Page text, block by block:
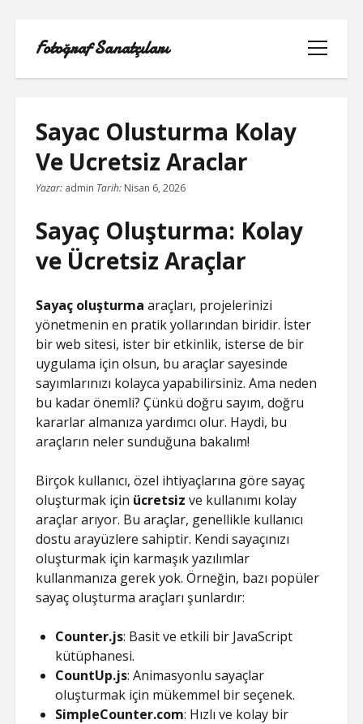
Fotoğraf Sanatçıları
menüyü
aç
LISTE
SPOTIFY TAKIPÇI HILESI EN İYI
YOUTUBE DISLIKE YÜKLEME HILESI
Sayac Olusturma Kolay
Ve Ucretsiz Araclar
Yazar: admin Tarih: Nisan 6, 2026
Sayaç Oluşturma: Kolay
ve Ücretsiz Araçlar
Sayaç oluşturma araçları, projelerinizi
yönetmenin en pratik yollarından biridir. İster
bir web sitesi, ister bir etkinlik, isterse de bir
uygulama için olsun, bu araçlar sayesinde
sayımlarınızı kolayca yapabilirsiniz. Ama neden
bu kadar önemli? Çünkü doğru sayım, doğru
kararlar almanıza yardımcı olur. Haydi, bu
araçların neler sunduğuna bakalım!
Birçok kullanıcı, özel ihtiyaçlarına göre sayaç
oluşturmak için ücretsiz ve kullanımı kolay
araçlar arıyor. Bu araçlar, genellikle kullanıcı
dostu arayüzlere sahiptir. Kendi sayaçınızı
oluşturmak için karmaşık yazılımlar
kullanmanıza gerek yok. Örneğin, bazı popüler
sayaç oluşturma araçları şunlardır:
Counter.js: Basit ve etkili bir JavaScript
kütüphanesi.
CountUp.js: Animasyonlu sayaçlar
oluşturmak için mükemmel bir seçenek.
SimpleCounter.com: Hızlı ve kolay bir